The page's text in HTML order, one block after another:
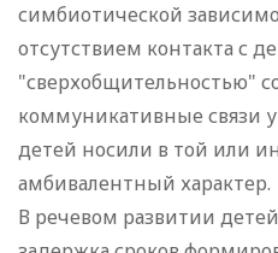
симбиотической
отсутствием контакта с
"сверхобщительностью"
коммуникативные связи
детей носили в той или
амбивалентный характер.
В речевом развитии